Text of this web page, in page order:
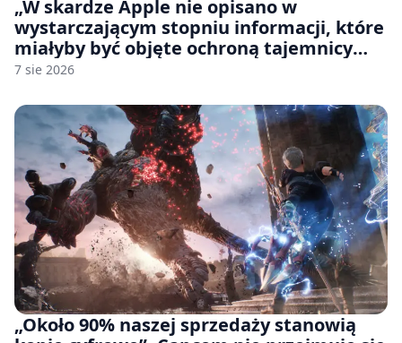
„W skardze Apple nie opisano w
wystarczającym stopniu informacji, które
miałyby być objęte ochroną tajemnicy
handlowej”. OpenAI żąda odrzucenia
7 sie 2026
„Około 90% naszej sprzedaży stanowią